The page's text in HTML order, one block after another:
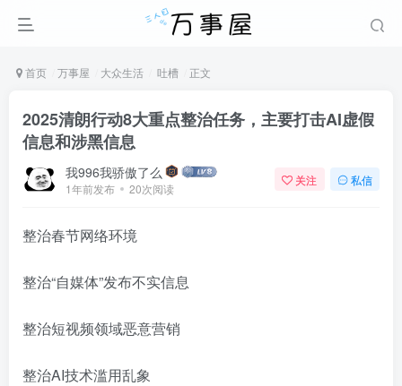
首页 万事屋 大众生活 吐槽 正文
2025清朗行动8大重点整治任务，主要打击AI虚假
信息和涉黑信息
我996我骄傲了么
1年前发布 20次阅读
关注 私信
整治春节网络环境
整治“自媒体”发布不实信息
整治短视频领域恶意营销
整治AI技术滥用乱象